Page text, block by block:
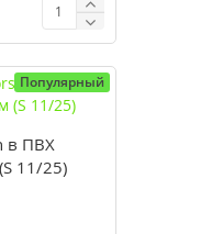
Популярный
в ПВХ
11/25)